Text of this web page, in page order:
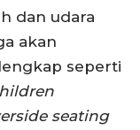
dan udara
akan
seperti
seating